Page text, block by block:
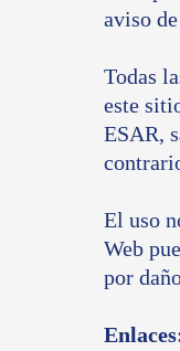
aviso
Todas
este
ESAR,
El uso
Web
por